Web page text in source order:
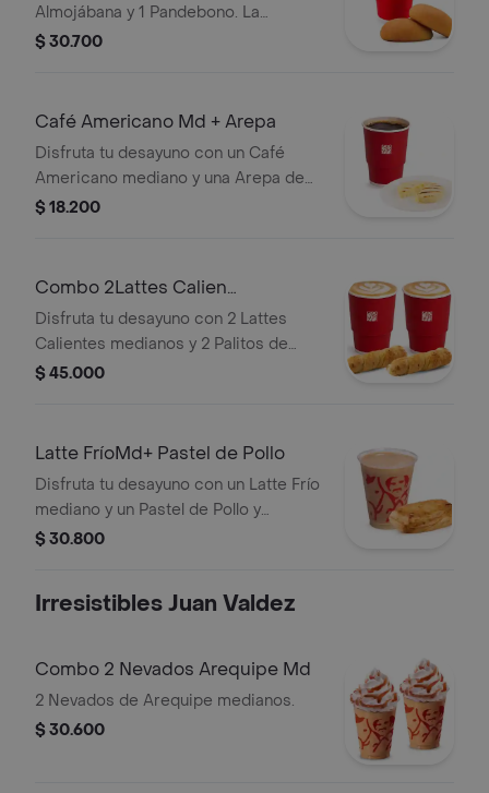
Almojábana y 1 Pandebono. La
presentación del Cappuccino puede
durante el transporte para pedidos a
$ 30.700
Café Americano Md + Arepa
Disfruta tu desayuno con un Café
Americano mediano y una Arepa de
queso.
$ 18.200
Combo 2Lattes Calien
Md+2Palitosde Queso
Disfruta tu desayuno con 2 Lattes
Calientes medianos y 2 Palitos de
Queso.
$ 45.000
Latte FríoMd+ Pastel de Pollo
Disfruta tu desayuno con un Latte Frío
mediano y un Pastel de Pollo y
Champiñones.
$ 30.800
Irresistibles Juan Valdez
Combo 2 Nevados Arequipe Md
2 Nevados de Arequipe medianos.
$ 30.600